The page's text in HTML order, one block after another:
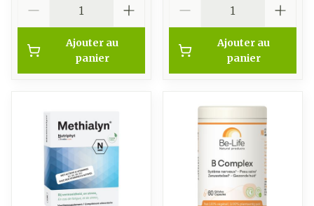
Ajouter au
panier
Ajouter au
panier